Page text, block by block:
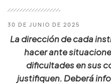
30 DE JUNIO DE 2025
La dirección de cada
hacer ante
dificultades en sus
justifiquen. Deberá